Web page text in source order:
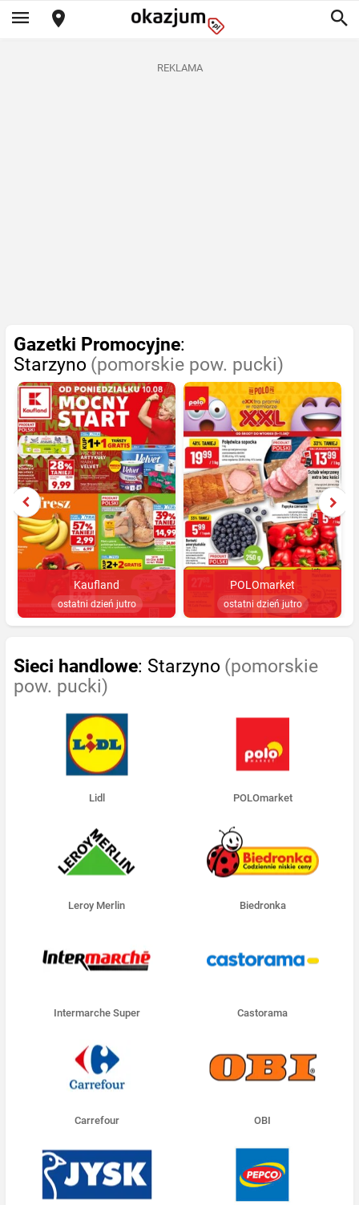
REKLAMA
Gazetki Promocyjne:
Starzyno (pomorskie pow. pucki)
Kaufland
ostatni dzień jutro
POLOmarket
ostatni dzień jutro
Sieci handlowe: Starzyno (pomorskie
pow. pucki)
Lidl POLOmarket
Leroy Merlin Biedronka
Intermarche Super Castorama
Carrefour OBI